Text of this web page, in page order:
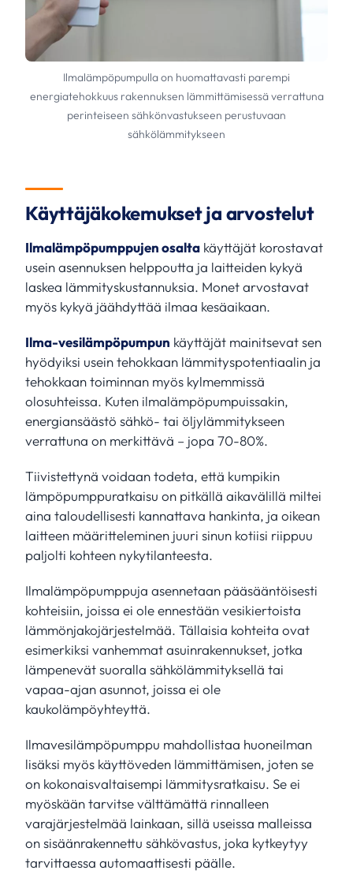
Ilmalämpöpumpulla on huomattavasti parempi
energiatehokkuus rakennuksen lämmittämisessä verrattuna
perinteiseen sähkönvastukseen perustuvaan
sähkölämmitykseen
Käyttäjäkokemukset ja arvostelut
Ilmalämpöpumppujen osalta käyttäjät korostavat
usein asennuksen helppoutta ja laitteiden kykyä
laskea lämmityskustannuksia. Monet arvostavat
myös kykyä jäähdyttää ilmaa kesäaikaan.
Ilma-vesilämpöpumpun käyttäjät mainitsevat sen
hyödyiksi usein tehokkaan lämmityspotentiaalin ja
tehokkaan toiminnan myös kylmemmissä
olosuhteissa. Kuten ilmalämpöpumpuissakin,
energiansäästö sähkö- tai öljylämmitykseen
verrattuna on merkittävä – jopa 70-80%.
Tiivistettynä voidaan todeta, että kumpikin
lämpöpumppuratkaisu on pitkällä aikavälillä miltei
aina taloudellisesti kannattava hankinta, ja oikean
laitteen määritteleminen juuri sinun kotiisi riippuu
paljolti kohteen nykytilanteesta.
Ilmalämpöpumppuja asennetaan pääsääntöisesti
kohteisiin, joissa ei ole ennestään vesikiertoista
lämmönjakojärjestelmää. Tällaisia kohteita ovat
esimerkiksi vanhemmat asuinrakennukset, jotka
lämpenevät suoralla sähkölämmityksellä tai
vapaa-ajan asunnot, joissa ei ole
kaukolämpöyhteyttä.
Ilmavesilämpöpumppu mahdollistaa huoneilman
lisäksi myös käyttöveden lämmittämisen, joten se
on kokonaisvaltaisempi lämmitysratkaisu. Se ei
myöskään tarvitse välttämättä rinnalleen
varajärjestelmää lainkaan, sillä useissa malleissa
on sisäänrakennettu sähkövastus, joka kytkeytyy
tarvittaessa automaattisesti päälle.